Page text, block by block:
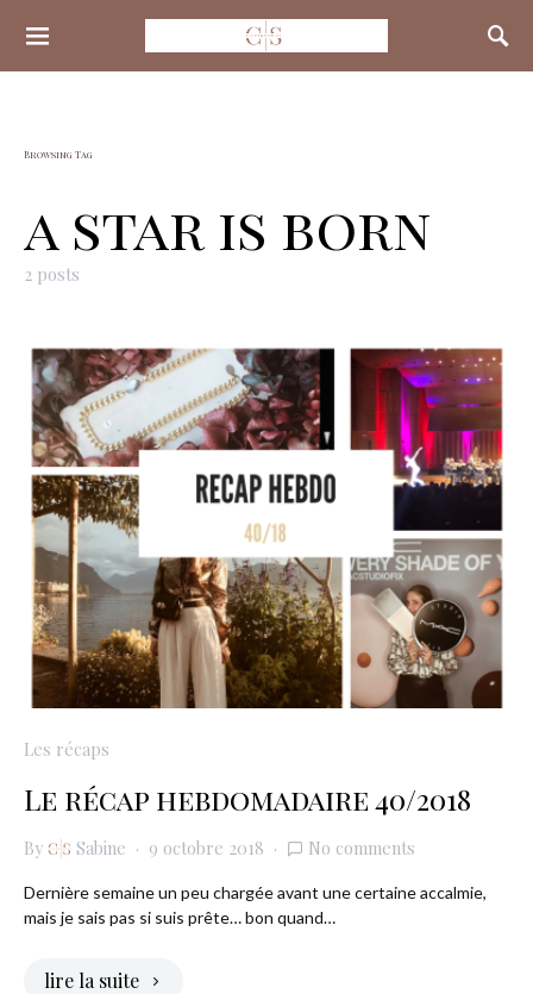
Search for:
Browsing Tag
a star is born
2 posts
Les récaps
Le récap hebdomadaire 40/2018
By Sabine 9 octobre 2018 No comments
Dernière semaine un peu chargée avant une certaine accalmie,
mais je sais pas si suis prête… bon quand…
lire la suite